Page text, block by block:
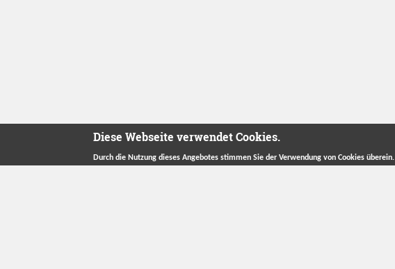
Diese Webseite verwendet Cookies.
Durch die Nutzung dieses Angebotes stimmen Sie der Verwendung von Cookies überein.